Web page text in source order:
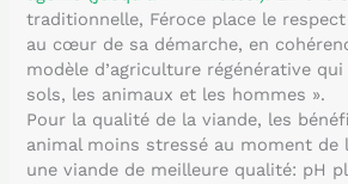
traditionnelle, Féroce place le
au cœur de sa démarche, en
modèle d’agriculture régénérative
sols, les animaux et les hommes ».
Pour la qualité de la viande, les
animal moins stressé au moment de
une viande de meilleure qualité: pH